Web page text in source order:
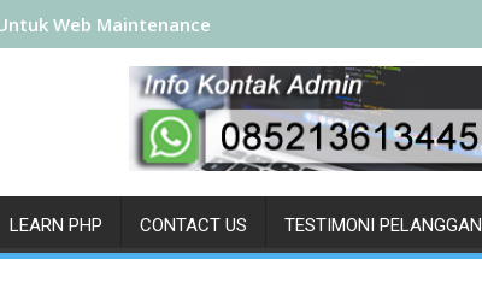
Web Maintenance
LEARN PHP CONTACT US TESTIMONI PELANGGAN